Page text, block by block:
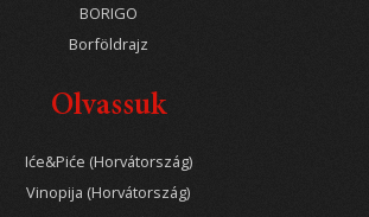
BORIGO
Borföldrajz
Olvassuk
Iće&Piće (Horvátország)
Vinopija (Horvátország)